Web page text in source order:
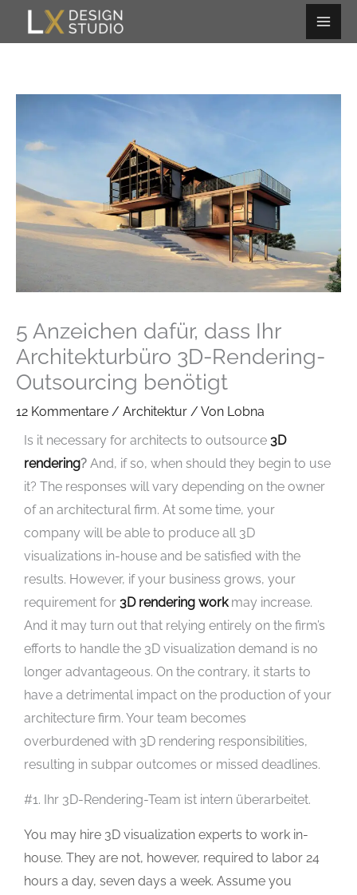
Inhalt
5 Anzeichen dafür, dass Ihr
Architekturbüro 3D-Rendering-
Outsourcing benötigt
12 Kommentare / Architektur / Von Lobna
Is it necessary for architects to outsource 3D
rendering? And, if so, when should they begin to use
it? The responses will vary depending on the owner
of an architectural firm. At some time, your
company will be able to produce all 3D
visualizations in-house and be satisfied with the
results. However, if your business grows, your
requirement for 3D rendering work may increase.
And it may turn out that relying entirely on the firm’s
efforts to handle the 3D visualization demand is no
longer advantageous. On the contrary, it starts to
have a detrimental impact on the production of your
architecture firm. Your team becomes
overburdened with 3D rendering responsibilities,
resulting in subpar outcomes or missed deadlines.
#1. Ihr 3D-Rendering-Team ist intern überarbeitet.
You may hire 3D visualization experts to work in-
house. They are not, however, required to labor 24
hours a day, seven days a week. Assume you